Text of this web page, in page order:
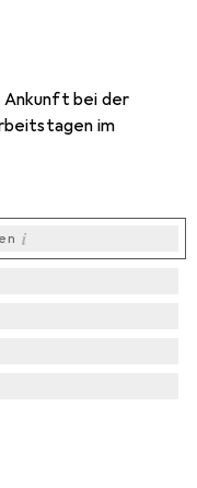
Ankunft bei der
im
i